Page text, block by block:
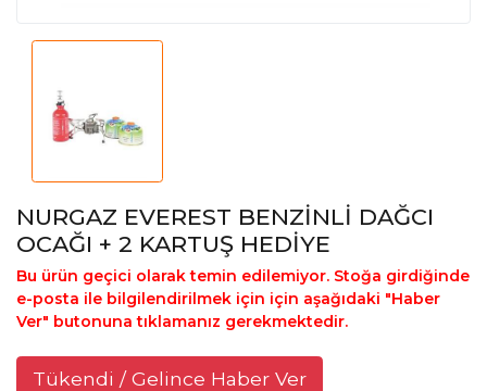
NURGAZ EVEREST BENZİNLİ DAĞCI
OCAĞI + 2 KARTUŞ HEDİYE
Bu ürün geçici olarak temin edilemiyor. Stoğa girdiğinde
e-posta ile bilgilendirilmek için için aşağıdaki "Haber
Ver" butonuna tıklamanız gerekmektedir.
Tükendi / Gelince Haber Ver